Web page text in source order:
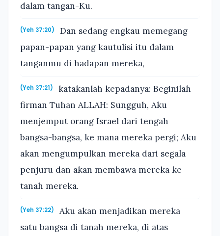
dalam tangan-Ku.
(Yeh 37:20)
Dan sedang engkau memegang
papan-papan yang kautulisi itu dalam
tanganmu di hadapan mereka,
(Yeh 37:21)
katakanlah kepadanya: Beginilah
firman Tuhan ALLAH: Sungguh, Aku
menjemput orang Israel dari tengah
bangsa-bangsa, ke mana mereka pergi; Aku
akan mengumpulkan mereka dari segala
penjuru dan akan membawa mereka ke
tanah mereka.
(Yeh 37:22)
Aku akan menjadikan mereka
satu bangsa di tanah mereka, di atas